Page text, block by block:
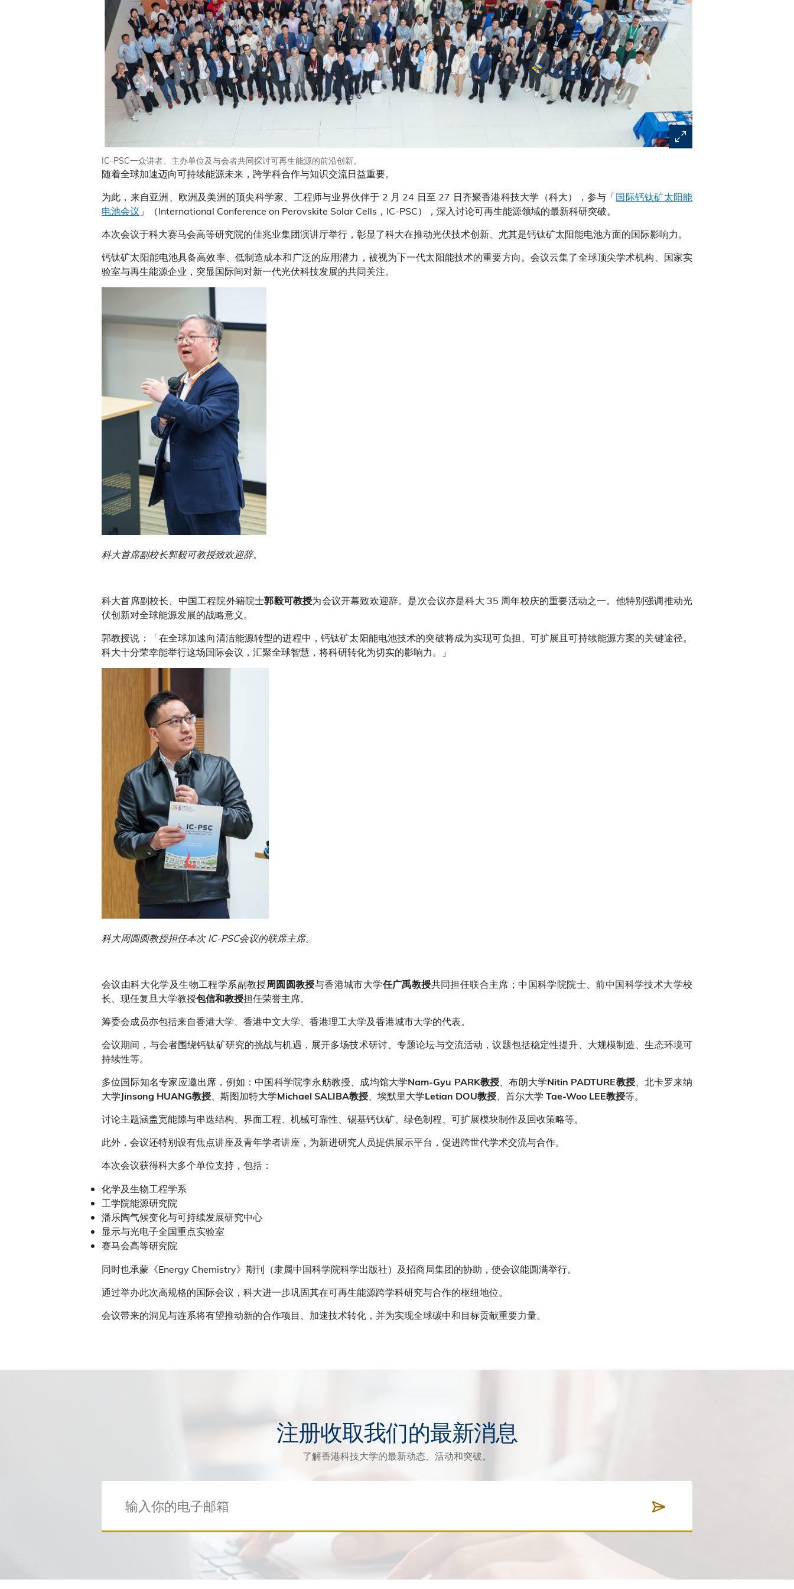
IC-PSC一众讲者、主办单位及与会者共同探讨可再生能源的前沿创新。
随着全球加速迈向可持续能源未来，跨学科合作与知识交流日益重要。
为此，来自亚洲、欧洲及美洲的顶尖科学家、工程师与业界伙伴于 2 月 24 日至 27 日齐聚香港科技大学（科大），参与「国际钙钛矿太阳能
电池会议 」（International Conference on Perovskite Solar Cells，IC-PSC），深入讨论可再生能源领域的最新科研突破。
本次会议于科大赛马会高等研究院的佳兆业集团演讲厅举行，彰显了科大在推动光伏技术创新、尤其是钙钛矿太阳能电池方面的国际影响力。
钙钛矿太阳能电池具备高效率、低制造成本和广泛的应用潜力，被视为下一代太阳能技术的重要方向。会议云集了全球顶尖学术机构、国家实
验室与再生能源企业，突显国际间对新一代光伏科技发展的共同关注。
科大首席副校长郭毅可教授致欢迎辞。
科大首席副校长、中国工程院外籍院士郭毅可教授为会议开幕致欢迎辞。是次会议亦是科大 35 周年校庆的重要活动之一。他特别强调推动光
伏创新对全球能源发展的战略意义。
郭教授说：「在全球加速向清洁能源转型的进程中，钙钛矿太阳能电池技术的突破将成为实现可负担、可扩展且可持续能源方案的关键途径。
科大十分荣幸能举行这场国际会议，汇聚全球智慧，将科研转化为切实的影响力。」
科大周圆圆教授担任本次 IC-PSC会议的联席主席。
会议由科大化学及生物工程学系副教授周圆圆教授与香港城市大学任广禹教授共同担任联合主席；中国科学院院士、前中国科学技术大学校
长、现任复旦大学教授包信和教授担任荣誉主席。
筹委会成员亦包括来自香港大学、香港中文大学、香港理工大学及香港城市大学的代表。
会议期间，与会者围绕钙钛矿研究的挑战与机遇，展开多场技术研讨、专题论坛与交流活动，议题包括稳定性提升、大规模制造、生态环境可
持续性等。
多位国际知名专家应邀出席，例如：中国科学院李永舫教授、成均馆大学Nam-Gyu PARK教授 、布朗大学Nitin PADTURE教授 、北卡罗来纳
大学Jinsong HUANG教授 、斯图加特大学Michael SALIBA教授 、埃默里大学Letian DOU教授 、首尔大学 Tae-Woo LEE教授等。
讨论主题涵盖宽能隙与串迭结构、界面工程、机械可靠性、锡基钙钛矿、绿色制程、可扩展模块制作及回收策略等。
此外，会议还特别设有焦点讲座及青年学者讲座，为新进研究人员提供展示平台，促进跨世代学术交流与合作。
本次会议获得科大多个单位支持，包括：
化学及生物工程学系
工学院能源研究院
潘乐陶气候变化与可持续发展研究中心
显示与光电子全国重点实验室
赛马会高等研究院
同时也承蒙《Energy Chemistry》期刊（隶属中国科学院科学出版社）及招商局集团的协助，使会议能圆满举行。
通过举办此次高规格的国际会议，科大进一步巩固其在可再生能源跨学科研究与合作的枢纽地位。
会议带来的洞见与连系将有望推动新的合作项目、加速技术转化，并为实现全球碳中和目标贡献重要力量。
注册收取我们的最新消息
了解香港科技大学的最新动态、活动和突破。